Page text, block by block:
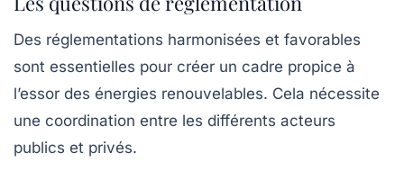
Des réglementations harmonisées et favorables
sont essentielles pour créer un cadre propice à
l’essor des énergies renouvelables. Cela nécessite
une coordination entre les différents acteurs
publics et privés.